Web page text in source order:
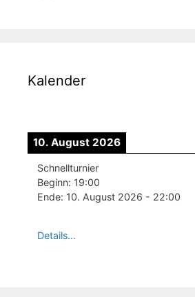
Kalender
10. August 2026
Schnellturnier
Beginn: 19:00
Ende: 10. August 2026 - 22:00
Details...